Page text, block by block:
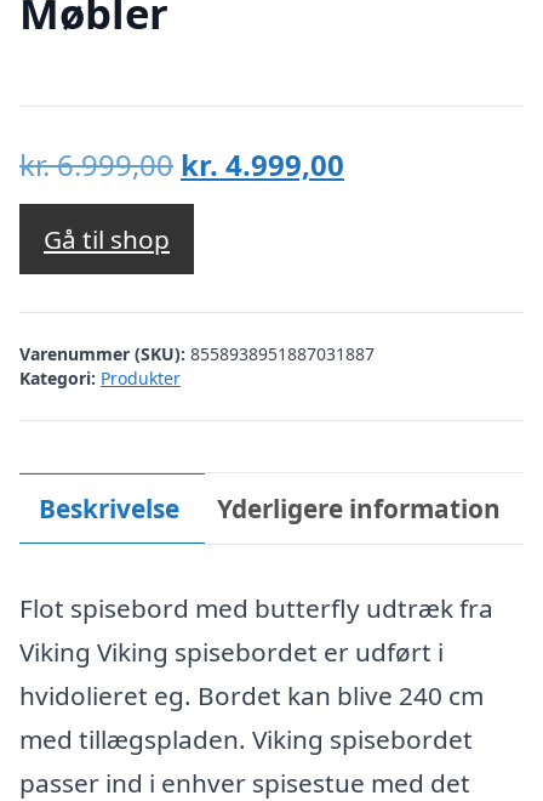
Møbler
kr.6.999,00 Den
oprindelige
var:
kr. 6.999,00.
kr. 4.999,00
kr. 4.999,00.
Gå til shop
Varenummer (SKU): 8558938951887031887
Kategori: Produkter
Beskrivelse Yderligere information
Flot spisebord med butterfly udtræk fra
Viking Viking spisebordet er udført i
hvidolieret eg. Bordet kan blive 240 cm
med tillægspladen. Viking spisebordet
passer ind i enhver spisestue med det